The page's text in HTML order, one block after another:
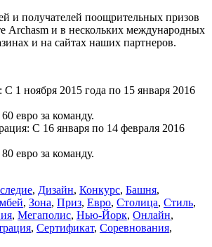
и получателей поощрительных призов
Archasm и в нескольких международных
и на сайтах наших партнеров.
С 1 ноября 2015 года по 15 января 2016
евро за команду.
С 16 января по 14 февраля 2016
евро за команду.
, Дизайн, Конкурс, Башня,
, Зона, Приз, Евро, Столица, Стиль,
, Мегаполис, Нью-Йорк, Онлайн,
, Сертификат, Соревнования,